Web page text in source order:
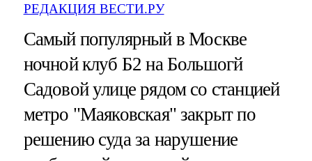
РЕДАКЦИЯ ВЕСТИ.РУ
Самый популярный в Москве
ночной клуб Б2 на Большогй
Садовой улице рядом со станцией
метро "Маяковская" закрыт по
решению суда за нарушение